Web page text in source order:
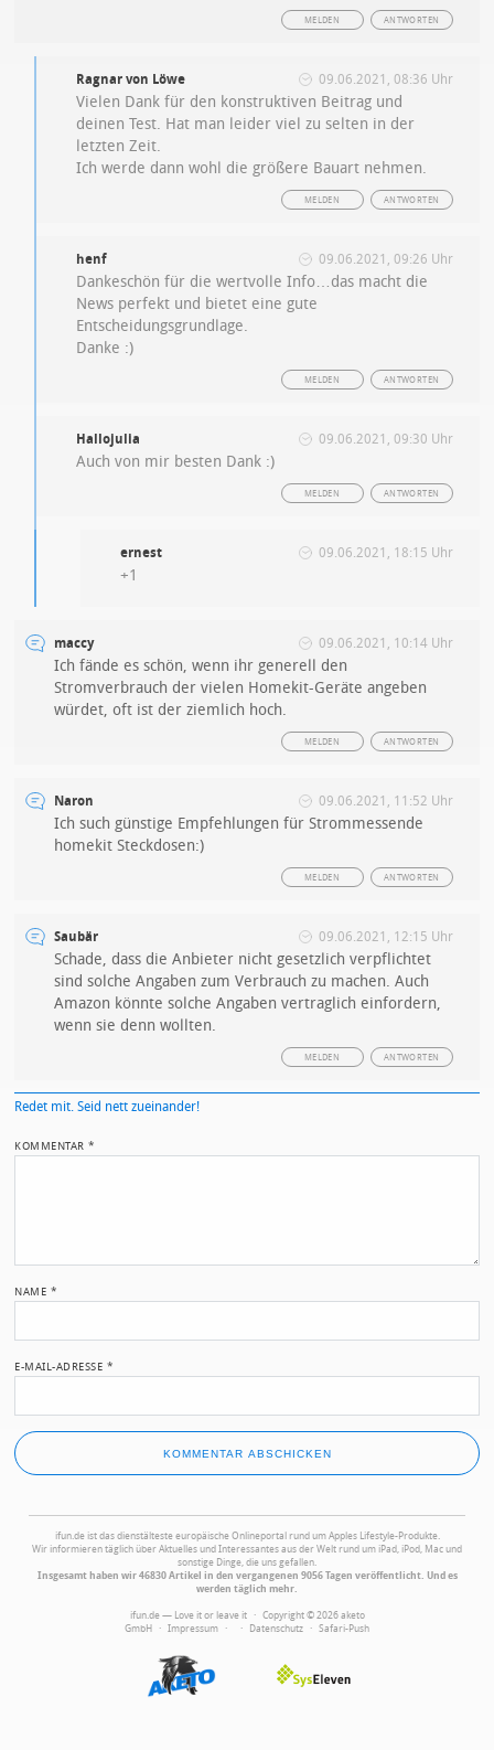
ANTWORTEN
MELDEN
Ragnar von Löwe 09.06.2021, 08:36 Uhr
Vielen Dank für den konstruktiven Beitrag und
deinen Test. Hat man leider viel zu selten in der
letzten Zeit.
Ich werde dann wohl die größere Bauart nehmen.
ANTWORTEN
MELDEN
henf 09.06.2021, 09:26 Uhr
Dankeschön für die wertvolle Info…das macht die
News perfekt und bietet eine gute
Entscheidungsgrundlage.
Danke :)
ANTWORTEN
MELDEN
Hallojulia 09.06.2021, 09:30 Uhr
Auch von mir besten Dank :)
ANTWORTEN
MELDEN
ernest 09.06.2021, 18:15 Uhr
+1
maccy 09.06.2021, 10:14 Uhr
Ich fände es schön, wenn ihr generell den
Stromverbrauch der vielen Homekit-Geräte angeben
würdet, oft ist der ziemlich hoch.
ANTWORTEN
MELDEN
Naron 09.06.2021, 11:52 Uhr
Ich such günstige Empfehlungen für Strommessende
homekit Steckdosen:)
ANTWORTEN
MELDEN
Saubär 09.06.2021, 12:15 Uhr
Schade, dass die Anbieter nicht gesetzlich verpflichtet
sind solche Angaben zum Verbrauch zu machen. Auch
Amazon könnte solche Angaben vertraglich einfordern,
wenn sie denn wollten.
ANTWORTEN
MELDEN
Redet mit. Seid nett zueinander!
KOMMENTAR*
NAME *
E-MAIL-ADRESSE *
ifun.de ist das dienstälteste europäische Onlineportal rund um Apples Lifestyle-Produkte.
Wir informieren täglich über Aktuelles und Interessantes aus der Welt rund um iPad, iPod, Mac und
sonstige Dinge, die uns gefallen.
Insgesamt haben wir 46830 Artikel in den vergangenen 9056 Tagen veröffentlicht. Und es
werden täglich mehr.
ifun.de — Love it or leave it · Copyright © 2026 aketo
GmbH · Impressum · · Datenschutz · Safari-Push